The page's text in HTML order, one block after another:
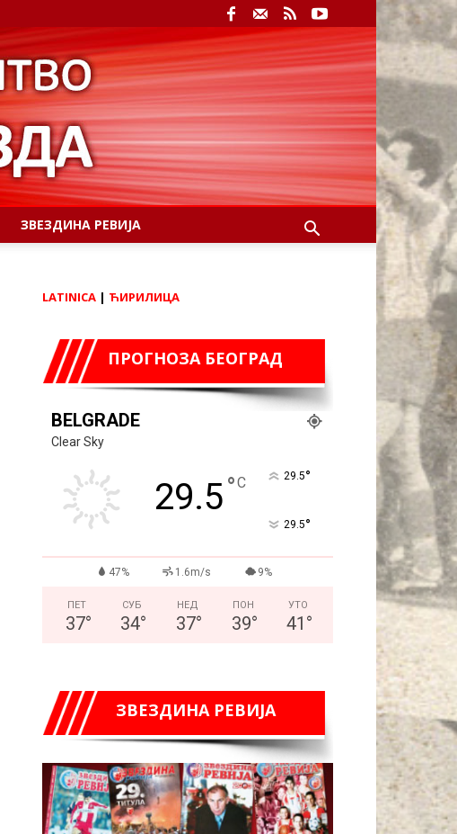
ЗВЕЗДИНА РЕВИЈА
LATINICA | ЋИРИЛИЦА
ПРОГНОЗА БЕОГРАД
BELGRADE
Clear Sky
29.5°C 29.5°
29.5°
47% 1.6m/s 9%
ПЕТ
37°
СУБ
34°
НЕД
37°
ПОН
39°
УТО
41 °
ЗВЕЗДИНА РЕВИЈА